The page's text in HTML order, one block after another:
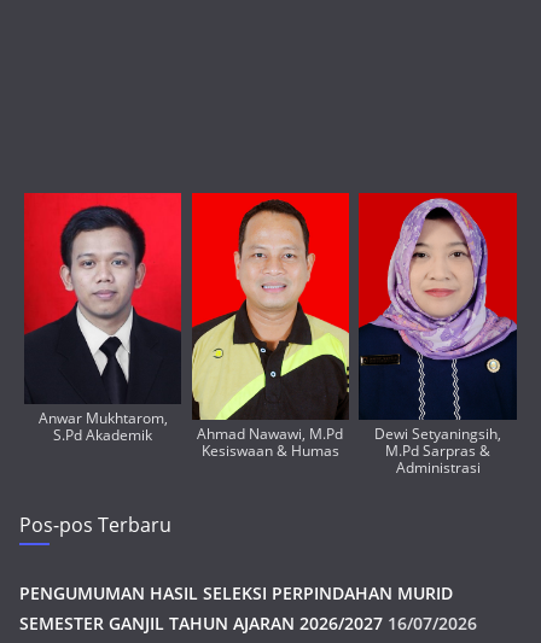
Anwar Mukhtarom,
S.Pd Akademik
Ahmad Nawawi, M.Pd
Kesiswaan & Humas
Dewi Setyaningsih,
M.Pd Sarpras &
Administrasi
Pos-pos Terbaru
PENGUMUMAN HASIL SELEKSI PERPINDAHAN MURID
SEMESTER GANJIL TAHUN AJARAN 2026/2027 16/07/2026